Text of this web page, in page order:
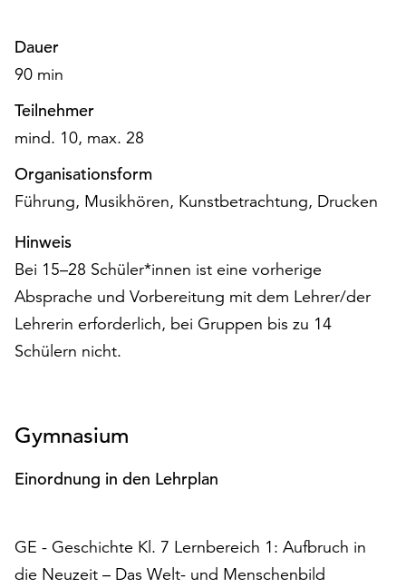
Einstellungen“
zur
Funktionale
Cookies
auch
ohne
Einverständnis
weiterhin
ausgeführt.
Möchten
Sie
die
anpassen,
erreichen
die
die
Schaltfläche
Dauer
90 min
Teilnehmer
mind. 10, max. 28
Organisationsform
Führung, Musikhören, Kunstbetrachtung, Drucken
Hinweis
Bei 15–28 Schüler*innen ist eine vorherige
Absprache und Vorbereitung mit dem Lehrer/der
Lehrerin erforderlich, bei Gruppen bis zu 14
Schülern nicht.
Gymnasium
Einordnung in den Lehrplan
GE - Geschichte Kl. 7 Lernbereich 1: Aufbruch in
die Neuzeit – Das Welt- und Menschenbild